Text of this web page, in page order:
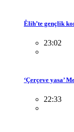
Êlih’te gençlik
23:02
‘Çerçeve yasa’
22:33